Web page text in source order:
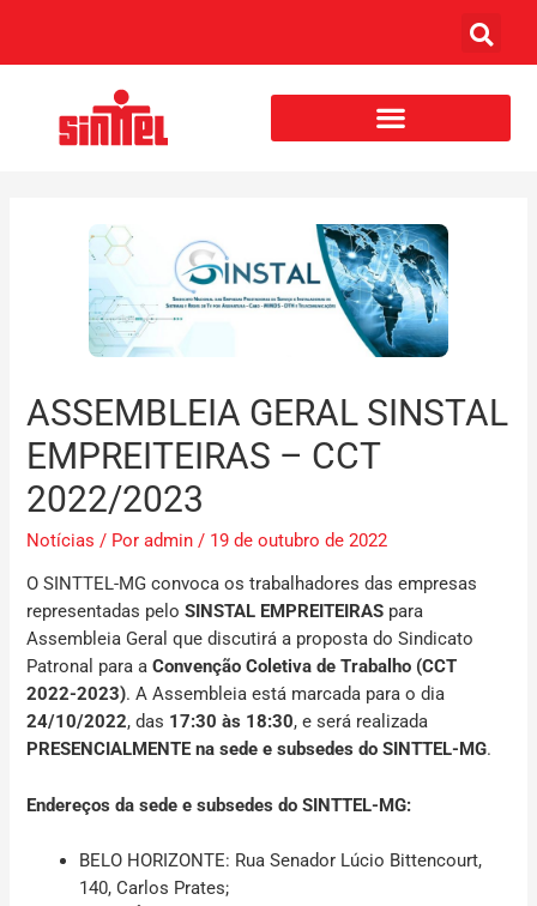
ASSEMBLEIA GERAL SINSTAL
EMPREITEIRAS – CCT
2022/2023
Notícias / Poradmin / 19 de outubro de 2022
O SINTTEL-MG convoca os trabalhadoresdas empresas
representadas peloSINSTAL EMPREITEIRAS para
Assembleia Geral que discutirá a proposta do Sindicato
Patronal para aConvenção Coletiva de Trabalho (CCT
2022-2023). A Assembleia está marcada para o dia
24/10/2022, das 17:30 às 18:30, e será realizada
PRESENCIALMENTE na sede e subsedes do SINTTEL-MG.
Endereços da sede e subsedes do SINTTEL-MG:
BELO HORIZONTE: Rua Senador Lúcio Bittencourt,
140, Carlos Prates;